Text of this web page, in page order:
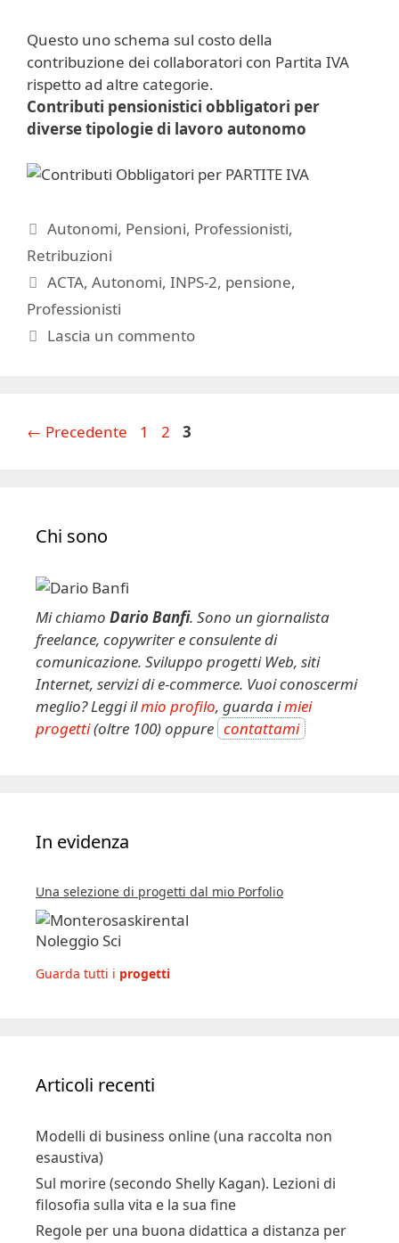
Questo uno schema sul costo della
contribuzione dei collaboratori con Partita IVA
rispetto ad altre categorie.
Contributi pensionistici obbligatori per
diverse tipologie di lavoro autonomo
Categorie
Autonomi, Pensioni, Professionisti,
Retribuzioni
Tag
ACTA,Autonomi,INPS-2, pensione,
Professionisti
Lascia un commento
← Precedente Pagina
1 Pagina
2 Pagina
3
Chi sono
Mi chiamo Dario Banfi. Sono un giornalista
freelance, copywriter e consulente di
comunicazione. Sviluppo progetti Web, siti
Internet, servizi di e-commerce. Vuoi conoscermi
meglio? Leggi ilmio profilo, guarda imiei
progetti(oltre 100) oppure contattami
In evidenza
Una selezione di progetti dal mio Porfolio
Articoli recenti
Modelli di business online (una raccolta non
esaustiva)
Sul morire (secondo Shelly Kagan). Lezioni di